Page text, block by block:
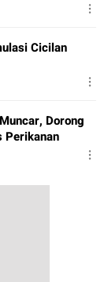
Cicilan
Dorong
Perikanan